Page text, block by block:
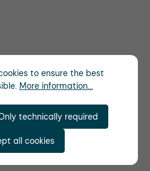
to ensure the best
More information...
technically required
all cookies